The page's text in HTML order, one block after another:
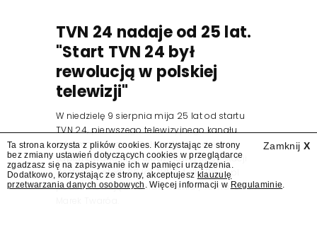
TVN 24 nadaje od 25 lat.
"Start TVN 24 był
rewolucją w polskiej
telewizji"
W niedzielę 9 sierpnia mija 25 lat od startu
TVN 24, pierwszego telewizyjnego kanału
informacyjnego w Polsce. Na ten dzień
zaplanowano finał urodzinowej trasy stacji
"Jesteśmy stąd". 25 lat TVN 24 dla Press.pl
podsumowują Jarosław Kuźniar, Tomasz Lis i
Zamknij X
Ta strona korzysta z plików cookies. Korzystając ze strony
bez zmiany ustawień dotyczących cookies w przeglądarce
zgadzasz się na zapisywanie ich w pamięci urządzenia.
Dodatkowo, korzystając ze strony, akceptujesz klauzulę
przetwarzania danych osobowych . Więcej informacji w Regulaminie.